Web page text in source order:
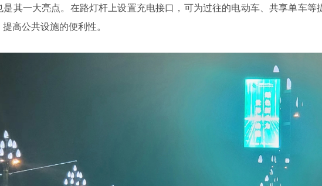
其一大亮点。在路灯杆上设置充电接口，可为过往的电动车、共享单车等
高公共设施的便利性。